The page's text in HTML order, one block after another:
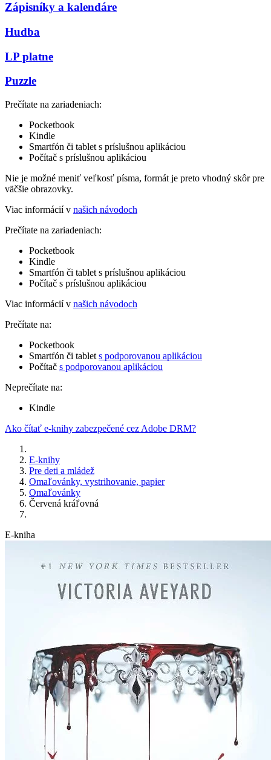
Zápisníky a kalendáre
Hudba
LP platne
Puzzle
Prečítate na zariadeniach:
Pocketbook
Kindle
Smartfón či tablet s príslušnou aplikáciou
Počítač s príslušnou aplikáciou
Nie je možné meniť veľkosť písma, formát je preto vhodný skôr pre
väčšie obrazovky.
Viac informácií v našich návodoch
Prečítate na zariadeniach:
Pocketbook
Kindle
Smartfón či tablet s príslušnou aplikáciou
Počítač s príslušnou aplikáciou
Viac informácií v našich návodoch
Prečítate na:
Pocketbook
Smartfón či tablet s podporovanou aplikáciou
Počítač s podporovanou aplikáciou
Neprečítate na:
Kindle
Ako čítať e-knihy zabezpečené cez Adobe DRM?
E-knihy
Pre deti a mládež
Omaľovánky, vystrihovanie, papier
Omaľovánky
Červená kráľovná
E-kniha